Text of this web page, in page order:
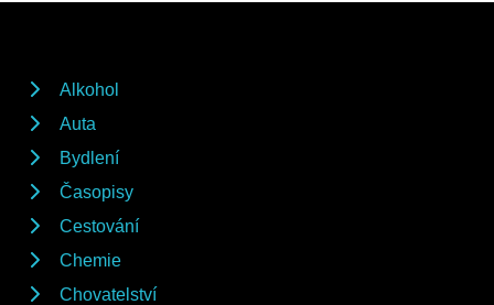
Alkohol
Auta
Bydlení
Časopisy
Cestování
Chemie
Chovatelství